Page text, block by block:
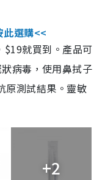
此選購<<
$19就買到。產品可
病毒，使用鼻拭子
原測試結果。靈敏
+2